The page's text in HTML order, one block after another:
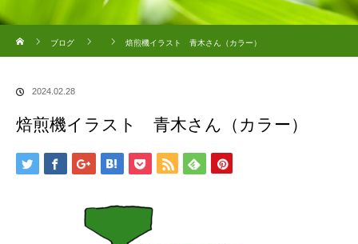
ブログ
焙煎機イラスト 青木さん（カラー）
2024.02.28
焙煎機イラスト 青木さん（カラー）